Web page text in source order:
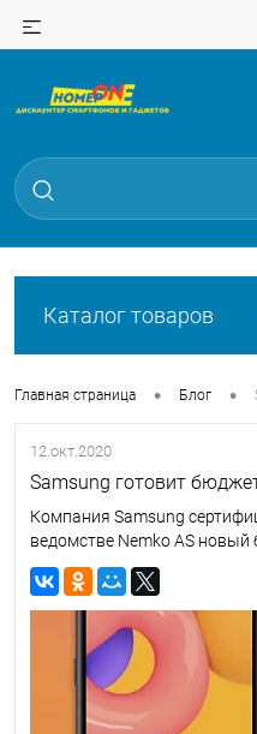
Каталог товаров
Главная страница • Блог •
12.окт.2020
Samsung готовит
Компания Samsung
ведомстве Nemko AS